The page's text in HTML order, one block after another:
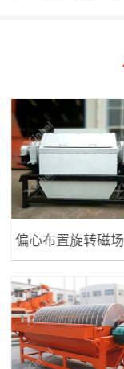
偏心布置旋转磁